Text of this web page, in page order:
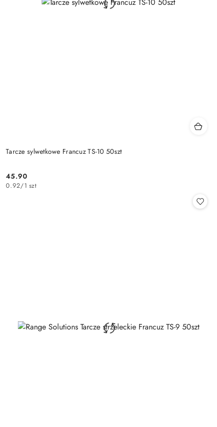
Tarcze sylwetkowe Francuz TS-10 50szt
Cena:
45.90
0.92/1 szt